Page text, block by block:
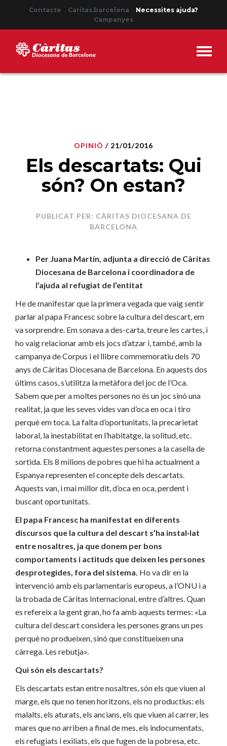
Contacte Caritas.barcelona
Necessites ajuda?
Campanyes
OPINIÓ / 21/01/2016
Els descartats: Qui
són? On estan?
PUBLICAT PER: CÀRITAS DIOCESANA DE
BARCELONA
Per Juana Martín, adjunta a direcció de Càritas
Diocesana de Barcelona i coordinadora de
l’ajuda al refugiat de l’entitat
He de manifestar que la primera vegada que vaig sentir
parlar al papa Francesc sobre la cultura del descart, em
va sor­prendre. Em sonava a des-carta, treure les cartes, i
ho vaig relacionar amb els jocs d’atzar i, també, amb la
campanya de Corpus i el llibre commemoratiu dels 70
anys de Càritas Diocesana de Barcelona. En aquests dos
últims casos, s’utilitza la metàfora del joc de l’Oca.
Sabem que per a moltes persones no és un joc sinó una
realitat, ja que les seves vides van d’oca en oca i tiro
perquè em toca. La falta d’oportunitats, la precarietat
laboral, la inestabilitat en l’habitatge, la solitud, etc.
retorna constantment aquestes persones a la casella de
sortida. Els 8 milions de pobres que hi ha actualment a
Espanya representen el concepte dels descartats.
Aquests van, i mai millor dit, d’oca en oca, perdent i
buscant oportunitats.
El papa Francesc ha manifestat en diferents
discursos que la cultura del descart s’ha instal·lat
entre nosaltres, ja que donem per bons
comportaments i actituds que deixen les persones
desprotegides, fora del sistema. Ho va dir en la
intervenció amb els parlamentaris europeus, a l’ONU i a
la trobada de Càritas Internacional, entre d’altres. Quan
es refereix a la gent gran, ho fa amb aquests termes: «La
cultura del descart considera les persones grans un pes
perquè no produeixen, sinó que constitueixen una
càrrega. Les rebutja».
Qui són els descartats?
Els descartats estan entre nosaltres, són els que viuen al
marge, els que no tenen horitzons, els no productius: els
malalts, els aturats, els ancians, els que viuen al carrer, les
mares que no arriben a final de mes, els indocumentats,
els refugiats i exiliats, els que fugen de la pobresa, etc.